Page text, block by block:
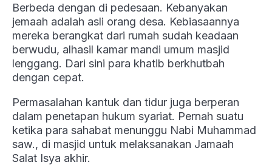
Berbeda dengan di pedesaan. Kebanyakan
jemaah adalah asli orang desa. Kebiasaannya
mereka berangkat dari rumah sudah keadaan
berwudu, alhasil kamar mandi umum masjid
lenggang. Dari sini para khatib berkhutbah
dengan cepat.
Permasalahan kantuk dan tidur juga berperan
dalam penetapan hukum syariat. Pernah suatu
ketika para sahabat menunggu Nabi Muhammad
saw., di masjid untuk melaksanakan Jamaah
Salat Isya akhir.